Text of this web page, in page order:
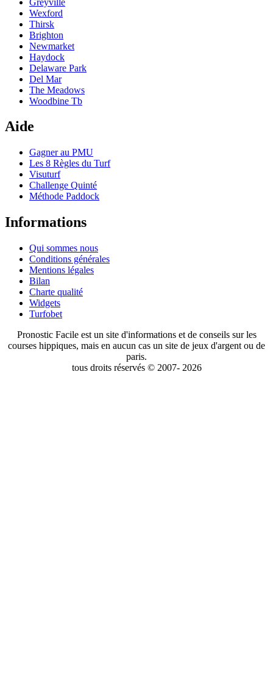
Wexford
Thirsk
Brighton
Newmarket
Haydock
Delaware Park
Del Mar
The Meadows
Woodbine Tb
Aide
Gagner au PMU
Les 8 Règles du Turf
Visuturf
Challenge Quinté
Méthode Paddock
Informations
Qui sommes nous
Conditions générales
Mentions légales
Bilan
Charte qualité
Widgets
Turfobet
Pronostic Facile est un site d'informations et de conseils sur les
courses hippiques, mais en aucun cas un site de jeux d'argent ou de
paris.
tous droits réservés © 2007- 2026